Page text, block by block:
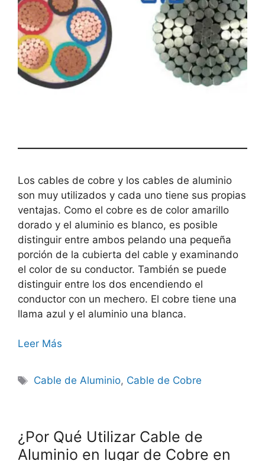
Los cables de cobre y los cables de aluminio
son muy utilizados y cada uno tiene sus propias
ventajas. Como el cobre es de color amarillo
dorado y el aluminio es blanco, es posible
distinguir entre ambos pelando una pequeña
porción de la cubierta del cable y examinando
el color de su conductor. También se puede
distinguir entre los dos encendiendo el
conductor con un mechero. El cobre tiene una
llama azul y el aluminio una blanca.
Leer Más
Cable de Aluminio, Cable de Cobre
¿Por Qué Utilizar Cable de
Aluminio en lugar de Cobre en